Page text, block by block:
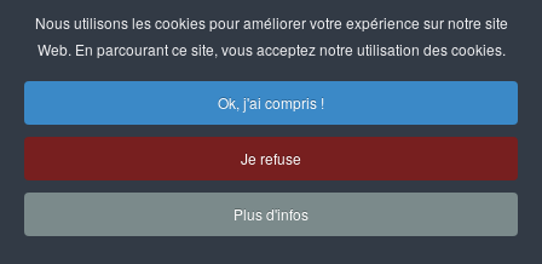
autour des questions d'accessibilité à une
alimentation durable, le 5 novembre 2020, à
Marseille.
Lire la suite
Nous utilisons les cookies pour améliorer votre expérience sur notre site
Web. En parcourant ce site, vous acceptez notre utilisation des cookies.
Ok, j'ai compris !
Je refuse
Plus d'infos